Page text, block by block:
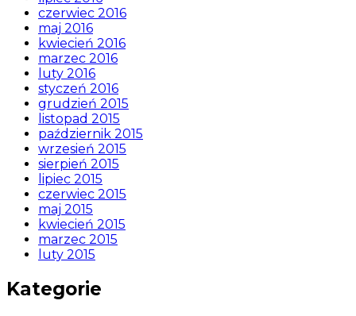
czerwiec 2016
maj 2016
kwiecień 2016
marzec 2016
luty 2016
styczeń 2016
grudzień 2015
listopad 2015
październik 2015
wrzesień 2015
sierpień 2015
lipiec 2015
czerwiec 2015
maj 2015
kwiecień 2015
marzec 2015
luty 2015
Kategorie